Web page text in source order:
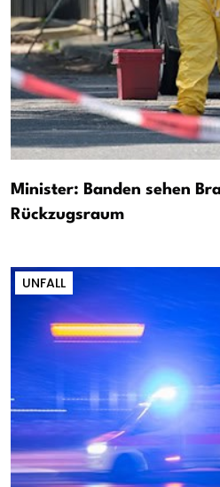
Minister: Banden sehen
Rückzugsraum
UNFALL